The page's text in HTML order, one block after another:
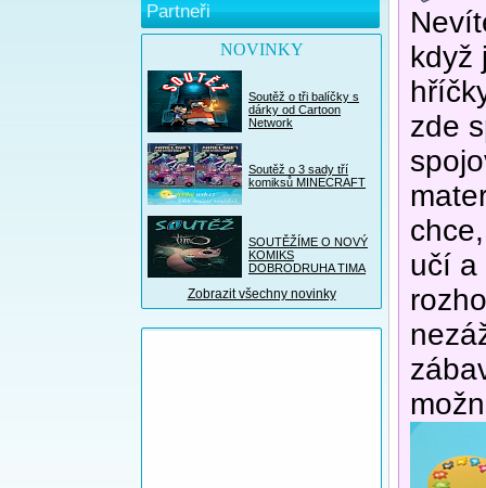
Partneři
NOVINKY
Soutěž o tři balíčky s
dárky od Cartoon
Network
Soutěž o 3 sady tří
komiksů MINECRAFT
SOUTĚŽÍME O NOVÝ
KOMIKS
DOBRODRUHA TIMA
Zobrazit všechny novinky
když
zde
učí a